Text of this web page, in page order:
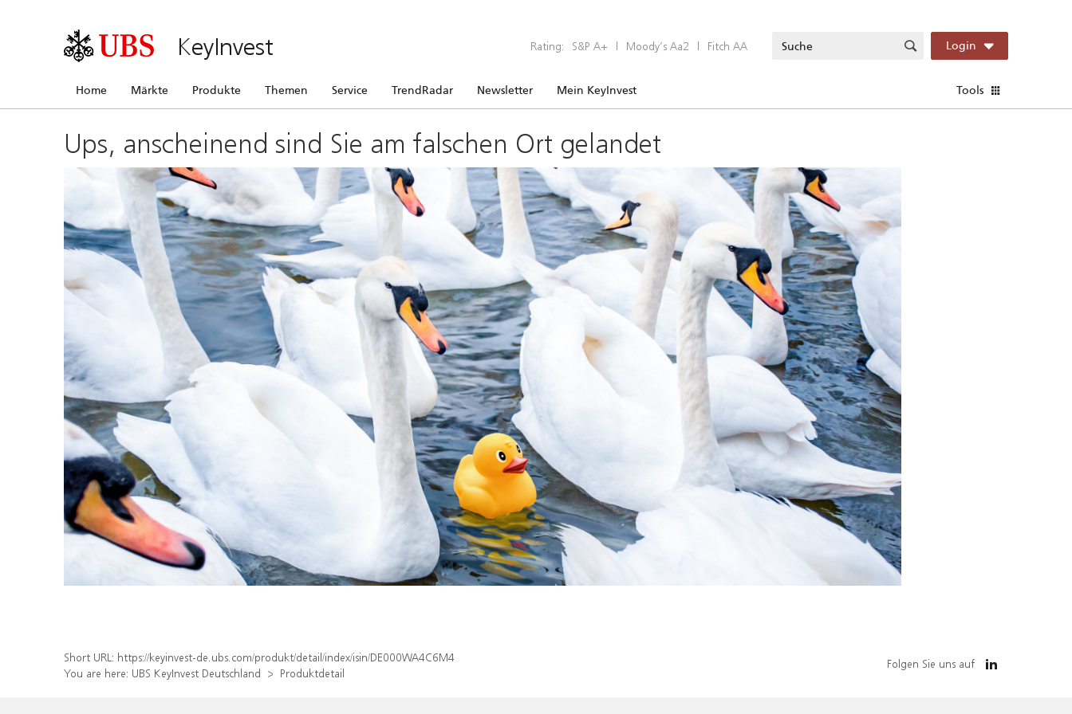
KeyInvest Rating: S&P A+ | Moody’s Aa2 | Fitch AA Login
Home Märkte Produkte Themen Service TrendRadar Newsletter Mein KeyInvest Tools
Ups, anscheinend sind Sie am falschen Ort gelandet
Short URL: https://keyinvest-de.ubs.com/produkt/detail/index/isin/DE000WA4C6M4
You are here: UBS KeyInvest Deutschland Produktdetail
Folgen Sie uns auf